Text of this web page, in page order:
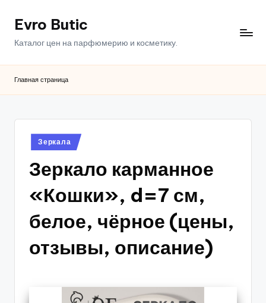
ПерейтиEvro Butic
Каталог цен на парфюмерию и косметику.
Главная страница
Опубликовано
в
Зеркала
Зеркало карманное
«Кошки», d=7 см,
белое, чёрное (цены,
отзывы, описание)